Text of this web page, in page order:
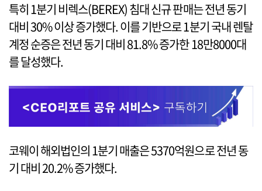
특히 1분기 비렉스(BEREX) 침대 신규 판매는 전년 동기
대비 30% 이상 증가했다. 이를 기반으로 1분기 국내 렌탈
계정 순증은 전년 동기 대비 81.8% 증가한 18만8000대
를 달성했다.
코웨이 해외법인의 1분기 매출은 5370억원으로 전년 동
기 대비 20.2% 증가했다.